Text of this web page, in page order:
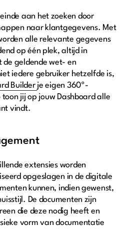
aan het zoeken door
naar klantgegevens. Met
alle relevante gegevens
op één plek, altijd in
de geldende wet- en
iedere gebruiker hetzelfde is,
Builder je eigen 360º-
jij op jouw Dashboard alle
vindt.
extensies worden
opgeslagen in de digitale
kunnen, indien gewenst,
De documenten zijn
die deze nodig heeft en
vorm van documentatie